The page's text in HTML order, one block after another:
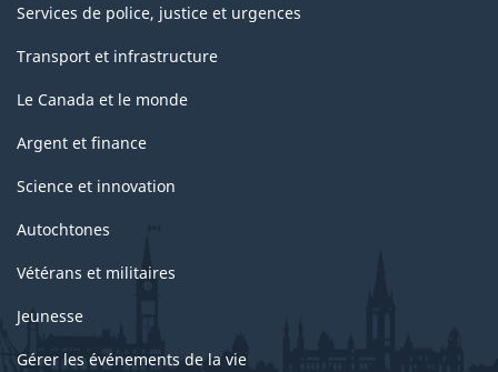
Services de police, justice et urgences
Transport et infrastructure
Le Canada et le monde
Argent et finance
Science et innovation
Autochtones
Vétérans et militaires
Jeunesse
Gérer les événements de la vie